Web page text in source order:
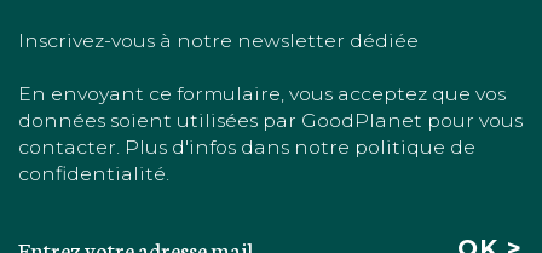
Inscrivez-vous à notre newsletter dédiée
En envoyant ce formulaire, vous acceptez que vos
données soient utilisées par GoodPlanet pour vous
contacter. Plus d'infos dans notre politique de
confidentialité.